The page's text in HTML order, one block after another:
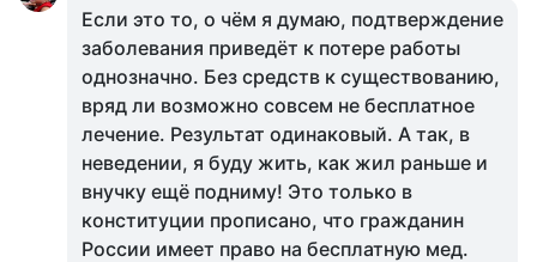
Если это то, о чём я думаю, подтверждение
заболевания приведёт к потере работы
однозначно. Без средств к существованию,
вряд ли возможно совсем не бесплатное
лечение. Результат одинаковый. А так, в
неведении, я буду жить, как жил раньше и
внучку ещё подниму! Это только в
конституции прописано, что гражданин
России имеет право на бесплатную мед.